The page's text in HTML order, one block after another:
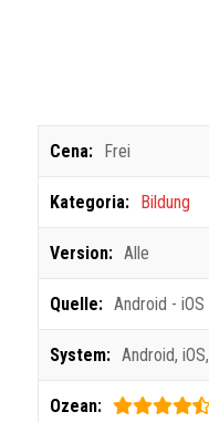
Cena: Frei
Kategoria: Bildung
Version: Alle
Quelle: Android - iOS
System: Android, iOS,
Ozean: